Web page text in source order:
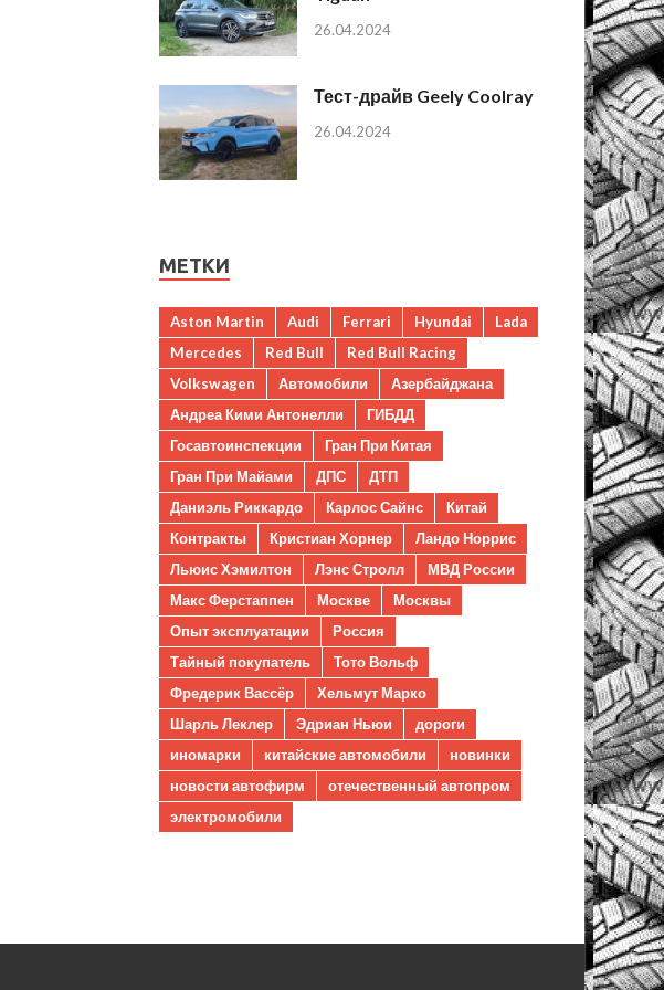
26.04.2024
Тест-драйв Geely Coolray
26.04.2024
МЕТКИ
Aston Martin Audi Ferrari Hyundai
Lada
Mercedes
Red Bull
Red Bull Racing
Volkswagen
Автомобили
Азербайджана
Андреа Кими Антонелли
ГИБДД
Госавтоинспекции
Гран При Китая
Гран При Майами
ДПС
ДТП
Даниэль Риккардо
Карлос Сайнс
Китай
Контракты
Кристиан Хорнер
Ландо Норрис
Льюис Хэмилтон
Лэнс Стролл
МВД России
Макс Ферстаппен
Москве
Москвы
Опыт эксплуатации
Россия
Тайный покупатель
Тото Вольф
Фредерик Вассёр
Хельмут Марко
Шарль Леклер
Эдриан Ньюи
дороги
иномарки
китайские автомобили
новинки
новости автофирм
отечественный автопром
электромобили